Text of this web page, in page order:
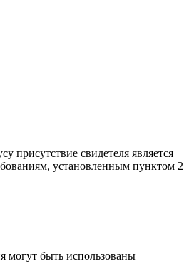
присутствие свидетеля является
установленным пунктом 2
могут быть использованы